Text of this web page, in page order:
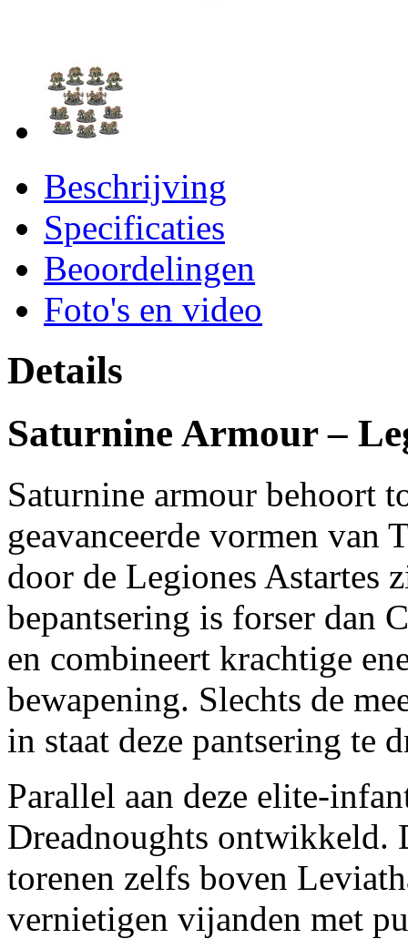
Beschrijving
Specificaties
Beoordelingen
Foto's en video
Details
Saturnine Armour –
Saturnine armour behoort
geavanceerde vormen van
door de Legiones Astartes
bepantsering is forser dan
en combineert krachtige
bewapening. Slechts de
in staat deze pantsering te
Parallel aan deze elite-
Dreadnoughts ontwikkeld.
torenen zelfs boven
vernietigen vijanden met